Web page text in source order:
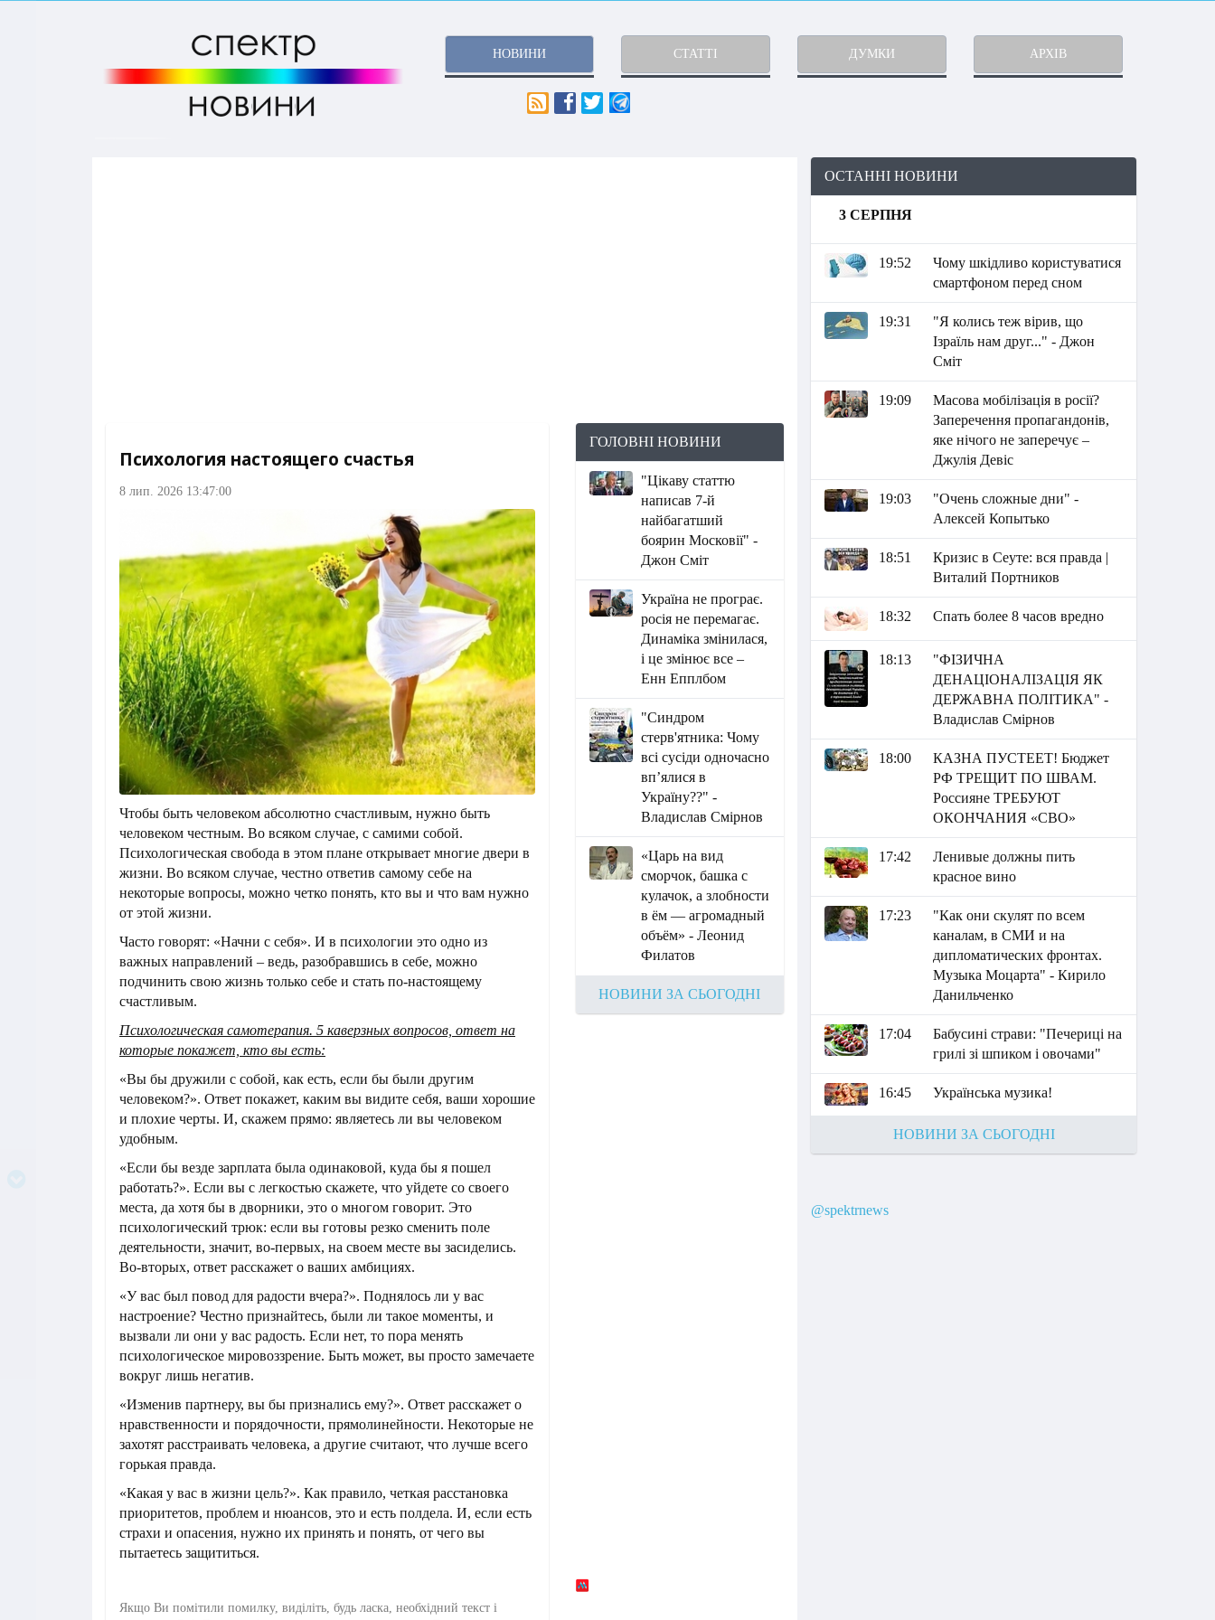
НОВИНИ СТАТТІ ДУМКИ АРХІВ
Психология настоящего счастья
8 лип. 2026 13:47:00
Чтобы быть человеком абсолютно счастливым, нужно быть
человеком честным. Во всяком случае, с самими собой.
Психологическая свобода в этом плане открывает многие двери в
жизни. Во всяком случае, честно ответив самому себе на
некоторые вопросы, можно четко понять, кто вы и что вам нужно
от этой жизни.
Часто говорят: «Начни с себя». И в психологии это одно из
важных направлений – ведь, разобравшись в себе, можно
подчинить свою жизнь только себе и стать по-настоящему
счастливым.
Психологическая самотерапия. 5 каверзных вопросов, ответ на
которые покажет, кто вы есть:
«Вы бы дружили с собой, как есть, если бы были другим
человеком?». Ответ покажет, каким вы видите себя, ваши хорошие
и плохие черты. И, скажем прямо: являетесь ли вы человеком
удобным.
«Если бы везде зарплата была одинаковой, куда бы я пошел
работать?». Если вы с легкостью скажете, что уйдете со своего
места, да хотя бы в дворники, это о многом говорит. Это
психологический трюк: если вы готовы резко сменить поле
деятельности, значит, во-первых, на своем месте вы засиделись.
Во-вторых, ответ расскажет о ваших амбициях.
«У вас был повод для радости вчера?». Поднялось ли у вас
настроение? Честно признайтесь, были ли такое моменты, и
вызвали ли они у вас радость. Если нет, то пора менять
психологическое мировоззрение. Быть может, вы просто замечаете
вокруг лишь негатив.
«Изменив партнеру, вы бы признались ему?». Ответ расскажет о
нравственности и порядочности, прямолинейности. Некоторые не
захотят расстраивать человека, а другие считают, что лучше всего
горькая правда.
«Какая у вас в жизни цель?». Как правило, четкая расстановка
приоритетов, проблем и нюансов, это и есть полдела. И, если есть
страхи и опасения, нужно их принять и понять, от чего вы
пытаетесь защититься.
Якщо Ви помітили помилку, виділіть, будь ласка, необхідний текст і
ГОЛОВНІ НОВИНИ
"Цікаву статтю
написав 7-й
найбагатший
боярин Московії" -
Джон Сміт
Україна не програє.
росія не перемагає.
Динаміка змінилася,
і це змінює все –
Енн Епплбом
"Синдром
стерв'ятника: Чому
всі сусіди одночасно
вп’ялися в
Україну??" -
Владислав Смірнов
«Царь на вид
сморчок, башка с
кулачок, а злобности
в ём — агромадный
объём» - Леонид
Филатов
НОВИНИ ЗА СЬОГОДНІ
ОСТАННІ НОВИНИ
3 СЕРПНЯ
19:52
Чому шкідливо користуватися
смартфоном перед сном
19:31
"Я колись теж вірив, що
Ізраїль нам друг..." - Джон
Сміт
19:09
Масова мобілізація в росії?
Заперечення пропагандонів,
яке нічого не заперечує –
Джулія Девіс
19:03
"Очень сложные дни" -
Алексей Копытько
18:51
Кризис в Сеуте: вся правда |
Виталий Портников
18:32 Спать более 8 часов вредно
18:13
"ФІЗИЧНА
ДЕНАЦІОНАЛІЗАЦІЯ ЯК
ДЕРЖАВНА ПОЛІТИКА" -
Владислав Смірнов
18:00
КАЗНА ПУСТЕЕТ! Бюджет
РФ ТРЕЩИТ ПО ШВАМ.
Россияне ТРЕБУЮТ
ОКОНЧАНИЯ «СВО»
17:42
Ленивые должны пить
красное вино
17:23
"Как они скулят по всем
каналам, в СМИ и на
дипломатических фронтах.
Музыка Моцарта" - Кирило
Данильченко
17:04
Бабусині страви: "Печериці на
грилі зі шпиком і овочами"
16:45 Українська музика!
НОВИНИ ЗА СЬОГОДНІ
@spektrnews